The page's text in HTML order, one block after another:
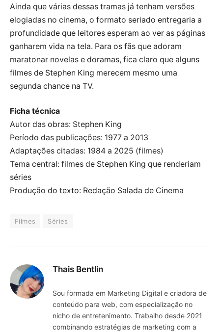
Ainda que várias dessas tramas já tenham versões
elogiadas no cinema, o formato seriado entregaria a
profundidade que leitores esperam ao ver as páginas
ganharem vida na tela. Para os fãs que adoram
maratonar novelas e doramas, fica claro que alguns
filmes de Stephen King merecem mesmo uma
segunda chance na TV.
Ficha técnica
Autor das obras: Stephen King
Período das publicações: 1977 a 2013
Adaptações citadas: 1984 a 2025 (filmes)
Tema central: filmes de Stephen King que renderiam
séries
Produção do texto: Redação Salada de Cinema
Filmes Séries
Thais Bentlin
Sou formada em Marketing Digital e criadora de
conteúdo para web, com especialização no
nicho de entretenimento. Trabalho desde 2021
combinando estratégias de marketing com a